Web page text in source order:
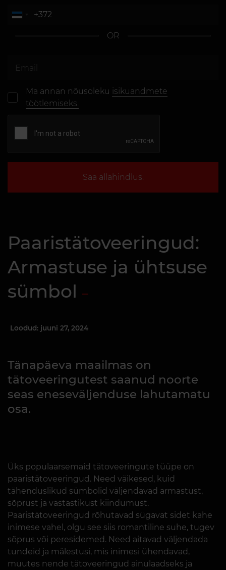
OR
Ma annan nõusoleku isikuandmete
töötlemiseks.
Saa allahindlus.
Paaristätoveeringud:
Armastuse ja ühtsuse
sümbol
Loodud: juuni 27, 2024
Tänapäeva maailmas on
tätoveeringutest saanud noorte
seas eneseväljenduse lahutamatu
osa.
Üks populaarsemaid tätoveeringute tüüpe on
paaristätoveeringud. Need väikesed, kuid
tähenduslikud sümbolid väljendavad armastust,
sõprust ja vastastikust kiindumust.
Paaristätoveeringud rõhutavad sügavat sidet kahe
inimese vahel, olgu see siis romantiline suhe, tugev
sõprus või peresidemed. Need aitavad väljendada
tundeid ja mälestusi, mis inimesi ühendavad,
muutes nende tätoveeringud ainulaadseks ja